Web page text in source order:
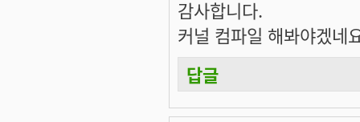
감사합니다.
커널 컴파일 해봐야겠네
답글